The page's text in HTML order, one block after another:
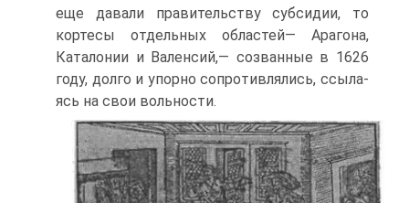
еще давали правительству субсидии, то
кортесы отдельных обла­стей— Арагона,
Каталонии и Валенсий,— созванные в 1626
году, долго и упорно сопротивлялись, ссыла­
ясь на свои вольности.